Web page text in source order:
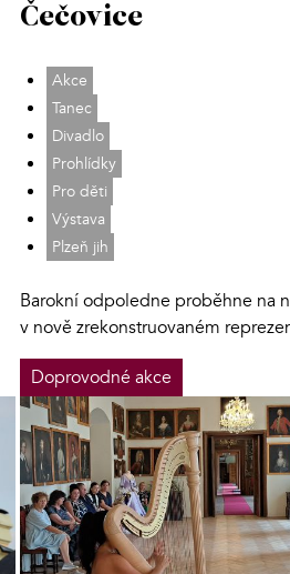
Čečovice
Akce
Tanec
Divadlo
Prohlídky
Pro děti
Výstava
Plzeň jih
Barokní odpoledne proběhne na
v nově zrekonstruovaném
Doprovodné akce